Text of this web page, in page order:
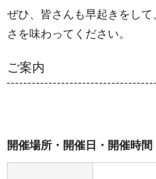
ぜひ、皆さんも早起きをし
さを味わってください。
ご案内
開催場所・開催日・開催時間